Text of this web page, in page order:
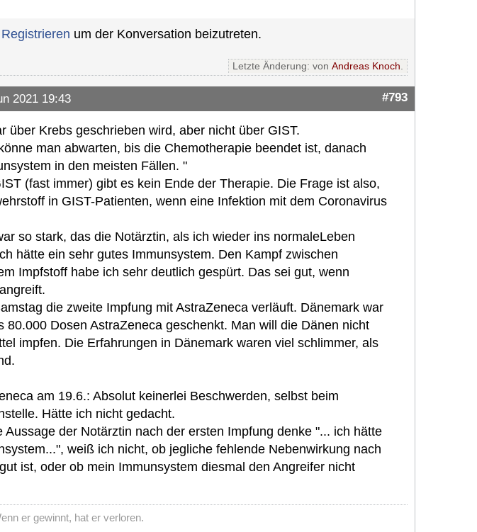
Registrieren um der Konversation beizutreten.
Letzte Änderung: von Andreas Knoch.
2021 19:43 #793
über Krebs geschrieben wird, aber nicht über GIST.
man abwarten, bis die Chemotherapie beendet ist, danach
in den meisten Fällen. "
(fast immer) gibt es kein Ende der Therapie. Die Frage ist also,
in GIST-Patienten, wenn eine Infektion mit dem Coronavirus
so stark, das die Notärztin, als ich wieder ins normaleLeben
hätte ein sehr gutes Immunsystem. Den Kampf zwischen
Impfstoff habe ich sehr deutlich gespürt. Das sei gut, wenn
die zweite Impfung mit AstraZeneca verläuft. Dänemark war
80.000 Dosen AstraZeneca geschenkt. Man will die Dänen nicht
impfen. Die Erfahrungen in Dänemark waren viel schlimmer, als
am 19.6.: Absolut keinerlei Beschwerden, selbst beim
Hätte ich nicht gedacht.
Aussage der Notärztin nach der ersten Impfung denke "... ich hätte
weiß ich nicht, ob jegliche fehlende Nebenwirkung nach
ist, oder ob mein Immunsystem diesmal den Angreifer nicht
er gewinnt, hat er verloren.